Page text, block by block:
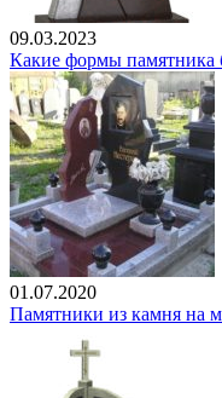
09.03.2023
Какие формы памятника
01.07.2020
Памятники из камня на